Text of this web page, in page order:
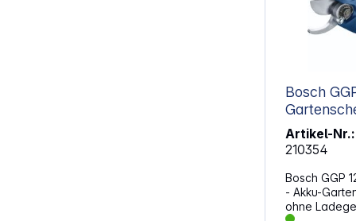
Bosch GGP
Artikel-Nr.:
210354
Bosch GGP
- Akku-
ohne